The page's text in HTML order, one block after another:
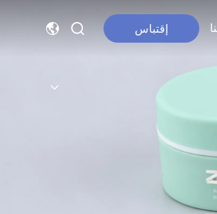
إقتباس